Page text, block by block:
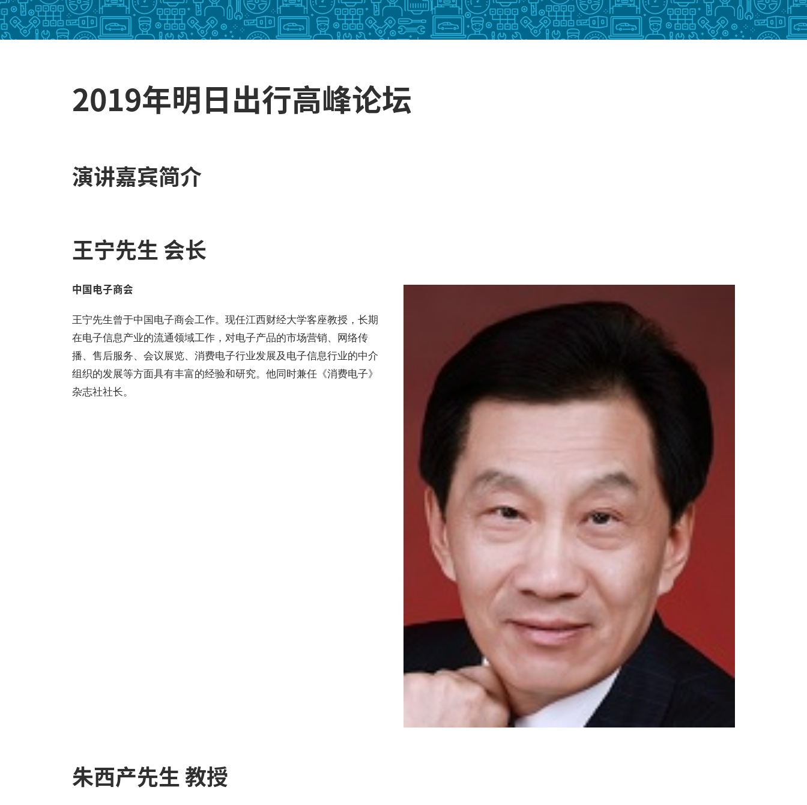
2019年明日出行高峰论坛
演讲嘉宾简介
王宁先生 会长
中国电子商会
王宁先生曾于中国电子商会工作。现任江西财经大学客座教授，长期
在电子信息产业的流通领域工作，对电子产品的市场营销、网络传
播、售后服务、会议展览、消费电子行业发展及电子信息行业的中介
组织的发展等方面具有丰富的经验和研究。他同时兼任《消费电子》
杂志社社长。
朱西产先生 教授